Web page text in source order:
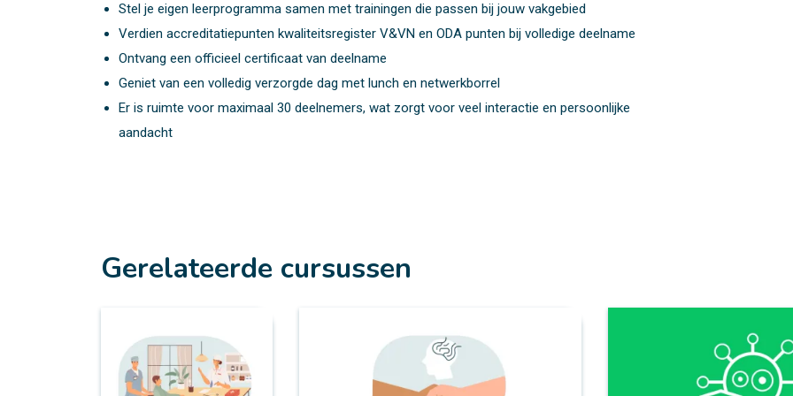
Stel je eigen leerprogramma samen met trainingen die passen bij jouw vakgebied
Verdien accreditatiepunten kwaliteitsregister V&VN en ODA punten bij volledige deelname
Ontvang een officieel certificaat van deelname
Geniet van een volledig verzorgde dag met lunch en netwerkborrel
Er is ruimte voor maximaal 30 deelnemers, wat zorgt voor veel interactie en persoonlijke
aandacht
Gerelateerde cursussen